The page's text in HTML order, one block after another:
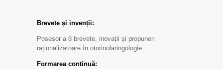
Brevete și invenții:
Posesor a 8 brevete, inovații și propuneri
raționalizatoare în otorinolaringologie
Formarea continuă: